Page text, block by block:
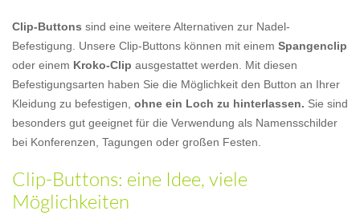
Clip-Buttons sind eine weitere Alternativen zur Nadel-
Befestigung. Unsere Clip-Buttons können mit einem Spangenclip
oder einem Kroko-Clip ausgestattet werden. Mit diesen
Befestigungsarten haben Sie die Möglichkeit den Button an Ihrer
Kleidung zu befestigen, ohne ein Loch zu hinterlassen. Sie sind
besonders gut geeignet für die Verwendung als Namensschilder
bei Konferenzen, Tagungen oder großen Festen.
Clip-Buttons: eine Idee, viele
Möglichkeiten